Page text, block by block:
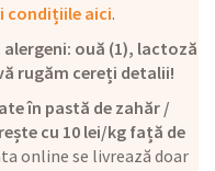
condițiile aici.
ouă (1), lactoză
rugăm cereți detalii!
în pastă de zahăr /
cu 10 lei/kg față de
online se livrează doar